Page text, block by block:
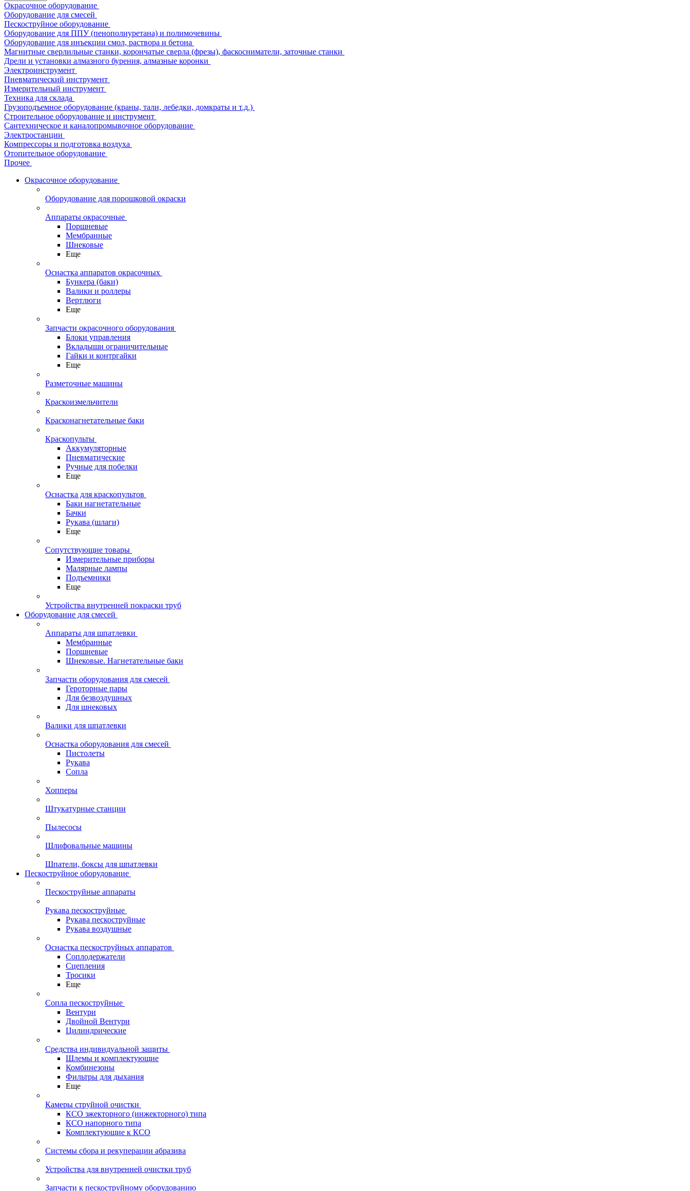
Окрасочное оборудование
Оборудование для смесей
Пескоструйное оборудование
Оборудование для ППУ (пенополиуретана) и полимочевины
Оборудование для инъекции смол, раствора и бетона
Магнитные сверлильные станки, корончатые сверла (фрезы), фаскосниматели, заточные станки
Дрели и установки алмазного бурения, алмазные коронки
Электроинструмент
Пневматический инструмент
Измерительный инструмент
Техника для склада
Грузоподъемное оборудование (краны, тали, лебедки, домкраты и т.д.)
Строительное оборудование и инструмент
Сантехническое и каналопромывочное оборудование
Электростанции
Компрессоры и подготовка воздуха
Отопительное оборудование
Прочее
Окрасочное оборудование
Оборудование для порошковой окраски
Аппараты окрасочные
Поршневые
Мембранные
Шнековые
Еще
Оснастка аппаратов окрасочных
Бункера (баки)
Валики и роллеры
Вертлюги
Еще
Запчасти окрасочного оборудования
Блоки управления
Вкладыши ограничительные
Гайки и контргайки
Еще
Разметочные машины
Краскоизмельчители
Красконагнетательные баки
Краскопульты
Аккумуляторные
Пневматические
Ручные для побелки
Еще
Оснастка для краскопультов
Баки нагнетательные
Бачки
Рукава (шлаги)
Еще
Сопутствующие товары
Измерительные приборы
Малярные лампы
Подъемники
Еще
Устройства внутренней покраски труб
Оборудование для смесей
Аппараты для шпатлевки
Мембранные
Поршневые
Шнековые. Нагнетательные баки
Запчасти оборудования для смесей
Героторные пары
Для безвоздушных
Для шнековых
Валики для шпатлевки
Оснастка оборудования для смесей
Пистолеты
Рукава
Сопла
Хопперы
Штукатурные станции
Пылесосы
Шлифовальные машины
Шпатели, боксы для шпатлевки
Пескоструйное оборудование
Пескоструйные аппараты
Рукава пескоструйные
Рукава пескоструйные
Рукава воздушные
Оснастка пескоструйных аппаратов
Соплодержатели
Сцепления
Тросики
Еще
Сопла пескоструйные
Вентури
Двойной Вентури
Цилиндрические
Средства индивидуальной защиты
Шлемы и комплектующие
Комбинезоны
Фильтры для дыхания
Еще
Камеры струйной очистки
КСО эжекторного (инжекторного) типа
КСО напорного типа
Комплектующие к КСО
Системы сбора и рекуперации абразива
Устройства для внутренней очистки труб
Запчасти к пескоструйному оборудованию